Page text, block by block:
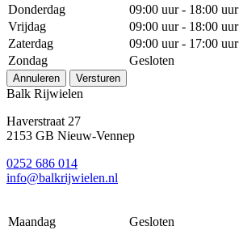
Donderdag
09:00 uur - 18:00 uur
Vrijdag
09:00 uur - 18:00 uur
Zaterdag
09:00 uur - 17:00 uur
Zondag
Gesloten
Annuleren Versturen
Balk Rijwielen
Haverstraat 27
2153 GB Nieuw-Vennep
0252 686 014
info@balkrijwielen.nl
Maandag
Gesloten